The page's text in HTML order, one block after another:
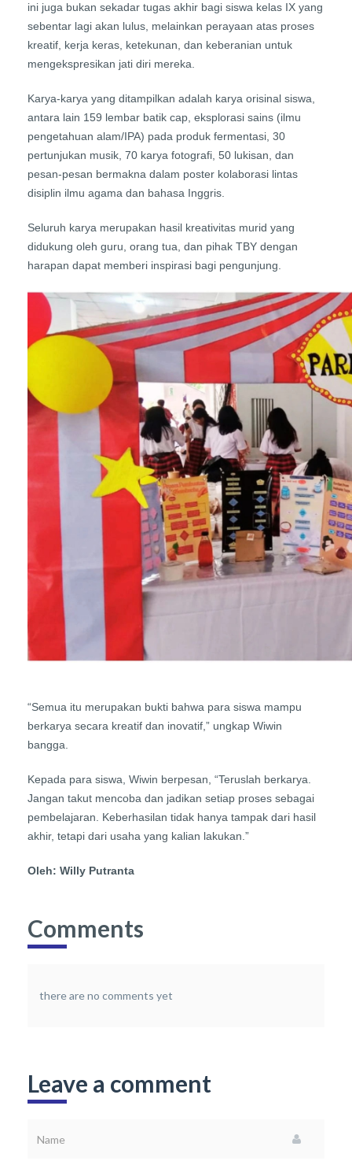
ini juga bukan sekadar tugas akhir bagi siswa kelas IX yang
sebentar lagi akan lulus, melainkan perayaan atas proses
kreatif, kerja keras, ketekunan, dan keberanian untuk
mengekspresikan jati diri mereka.
Karya-karya yang ditampilkan adalah karya orisinal siswa,
antara lain 159 lembar batik cap, eksplorasi sains (ilmu
pengetahuan alam/IPA) pada produk fermentasi, 30
pertunjukan musik, 70 karya fotografi, 50 lukisan, dan
pesan-pesan bermakna dalam poster kolaborasi lintas
disiplin ilmu agama dan bahasa Inggris.
Seluruh karya merupakan hasil kreativitas murid yang
didukung oleh guru, orang tua, dan pihak TBY dengan
harapan dapat memberi inspirasi bagi pengunjung.
“Semua itu merupakan bukti bahwa para siswa mampu
berkarya secara kreatif dan inovatif,” ungkap Wiwin
bangga.
Kepada para siswa, Wiwin berpesan, “Teruslah berkarya.
Jangan takut mencoba dan jadikan setiap proses sebagai
pembelajaran. Keberhasilan tidak hanya tampak dari hasil
akhir, tetapi dari usaha yang kalian lakukan.”
Oleh: Willy Putranta
Comments
there are no comments yet
Leave a comment